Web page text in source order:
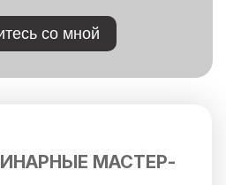
со мной
МАСТЕР-